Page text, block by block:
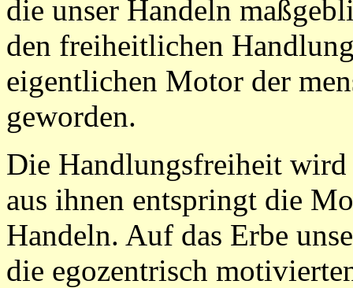
die unser Handeln
den freiheitlichen
eigentlichen Motor der
geworden.
Die Handlungsfreiheit wird
aus ihnen entspringt die
Handeln. Auf das Erbe
die egozentrisch